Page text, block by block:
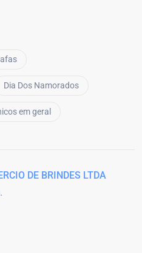
Dia Dos Namorados
em geral
DE BRINDES LTDA